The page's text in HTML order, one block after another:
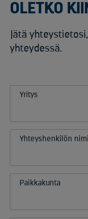
OLETKO
Jätä
yhteydessä.
Yritys
Yhteyshenkilön nimi
Paikkakunta